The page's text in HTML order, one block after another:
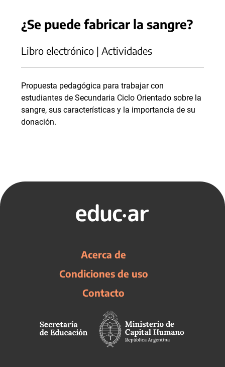
¿Se puede fabricar la sangre?
Libro electrónico | Actividades
Propuesta pedagógica para trabajar con
estudiantes de Secundaria Ciclo Orientado sobre la
sangre, sus características y la importancia de su
donación.
Acerca de
Condiciones de uso
Contacto